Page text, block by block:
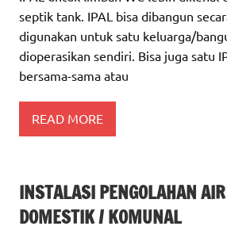
septik tank. IPAL bisa dibangun
digunakan untuk satu keluarga/
dioperasikan sendiri. Bisa juga satu
bersama-sama atau
READ MORE
INSTALASI PENGOLAHAN
DOMESTIK / KOMUNAL